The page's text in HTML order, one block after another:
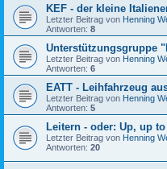
KEF - der kleine
Letzter Beitrag von Henning
Antworten: 8
Unterstützungsgruppe
Letzter Beitrag von Henning
Antworten: 6
EATT - Leihfahrzeug
Letzter Beitrag von Henning
Antworten: 5
Leitern - oder: Up, up
Letzter Beitrag von Henning
Antworten: 20